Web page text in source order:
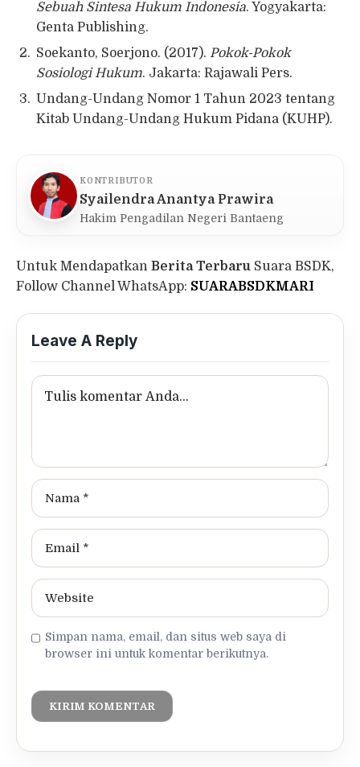
Sebuah Sintesa Hukum Indonesia. Yogyakarta:
Genta Publishing.
Soekanto, Soerjono. (2017). Pokok-Pokok
Sosiologi Hukum. Jakarta: Rajawali Pers.
Undang-Undang Nomor 1 Tahun 2023 tentang
Kitab Undang-Undang Hukum Pidana (KUHP).
KONTRIBUTOR
Syailendra Anantya Prawira
Hakim Pengadilan Negeri Bantaeng
Untuk Mendapatkan Berita Terbaru Suara BSDK,
Follow Channel WhatsApp: SUARABSDKMARI
Leave A Reply
Simpan nama, email, dan situs web saya di
browser ini untuk komentar berikutnya.